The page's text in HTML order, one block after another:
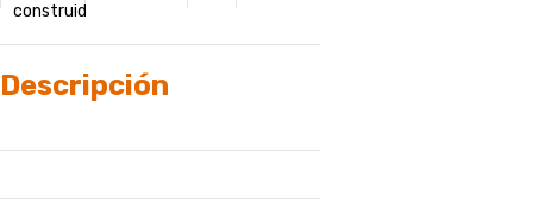
construida
Descripción